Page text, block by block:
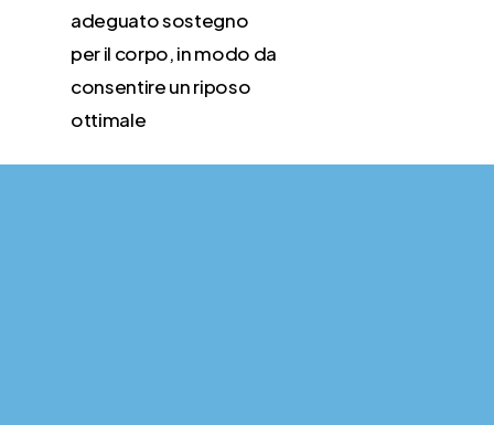
adeguato sostegno
per il corpo, in modo da
consentire un riposo
ottimale